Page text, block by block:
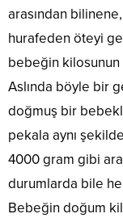
arasından
hurafeden öteyi
bebeğin kilosunun
Aslında böyle bir
doğmuş bir
pekala aynı
4000 gram gibi
durumlarda bile
Bebeğin doğum